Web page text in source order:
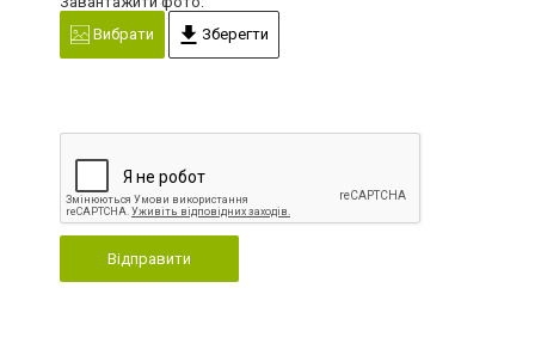
Вибрати
Зберегти
Відправити